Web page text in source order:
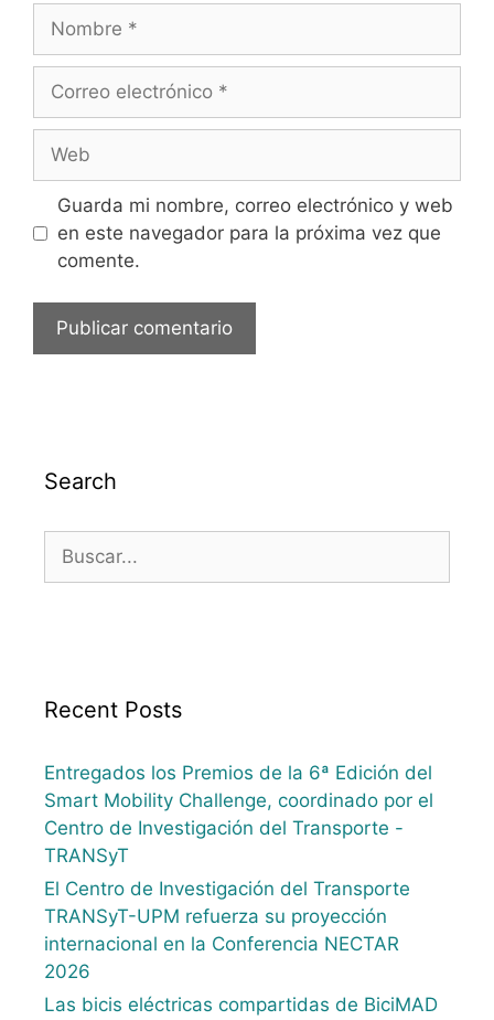
Guarda mi nombre, correo electrónico y web
en este navegador para la próxima vez que
comente.
Search
Recent Posts
Entregados los Premios de la 6ª Edición del
Smart Mobility Challenge, coordinado por el
Centro de Investigación del Transporte -
TRANSyT
El Centro de Investigación del Transporte
TRANSyT-UPM refuerza su proyección
internacional en la Conferencia NECTAR
2026
Las bicis eléctricas compartidas de BiciMAD